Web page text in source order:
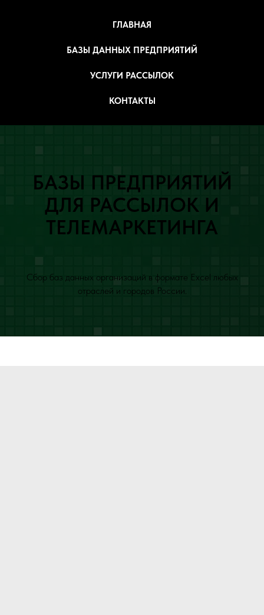
ГЛАВНАЯ
БАЗЫ ДАННЫХ ПРЕДПРИЯТИЙ
УСЛУГИ РАССЫЛОК
КОНТАКТЫ
БАЗЫ ПРЕДПРИЯТИЙ
ДЛЯ РАССЫЛОК И
ТЕЛЕМАРКЕТИНГА
Сбор баз данных организаций в формате Excel любых
отраслей и городов России.